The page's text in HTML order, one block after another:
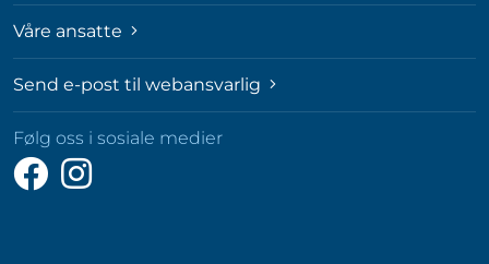
Våre ansatte
Send e-post til webansvarlig
Følg oss i sosiale medier
Følg
oss
Følg
oss